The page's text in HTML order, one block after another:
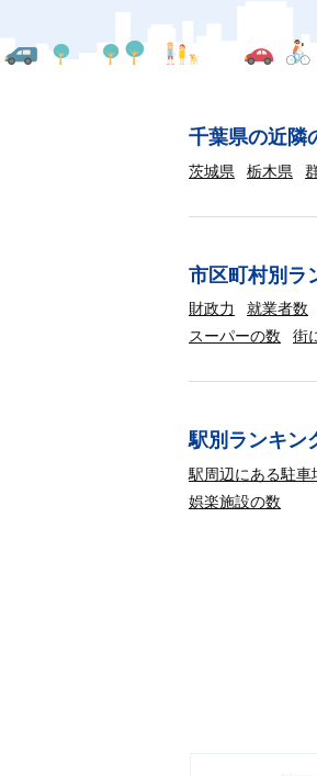
千葉県の近隣
茨城県 栃木県
市区町村別ラ
財政力 就業者数
スーパーの数
街
駅別ランキン
駅周辺にある駐車
娯楽施設の数